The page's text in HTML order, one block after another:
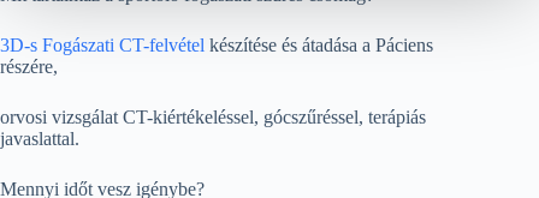
3D-s Fogászati CT-felvétel készítése és átadása a Páciens
részére,
orvosi vizsgálat CT-kiértékeléssel, gócszűréssel, terápiás
javaslattal.
Mennyi időt vesz igénybe?